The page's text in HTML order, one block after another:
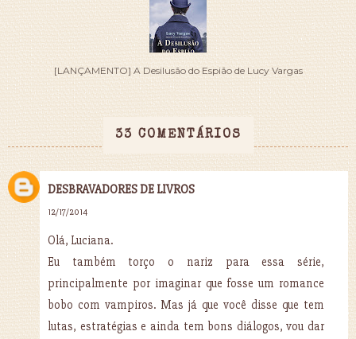
[LANÇAMENTO] A Desilusão do Espião de Lucy Vargas
33 COMENTÁRIOS
DESBRAVADORES DE LIVROS
12/17/2014
Olá, Luciana.
Eu também torço o nariz para essa série,
principalmente por imaginar que fosse um romance
bobo com vampiros. Mas já que você disse que tem
lutas, estratégias e ainda tem bons diálogos, vou dar